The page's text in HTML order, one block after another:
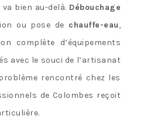
va bien au-delà. Débouchage
ou pose de chauffe-eau,
complète d’équipements
avec le souci de l’artisanat
rencontré chez les
de Colombes reçoit